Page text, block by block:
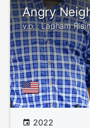
Angry
v.o. : Lapham
2022